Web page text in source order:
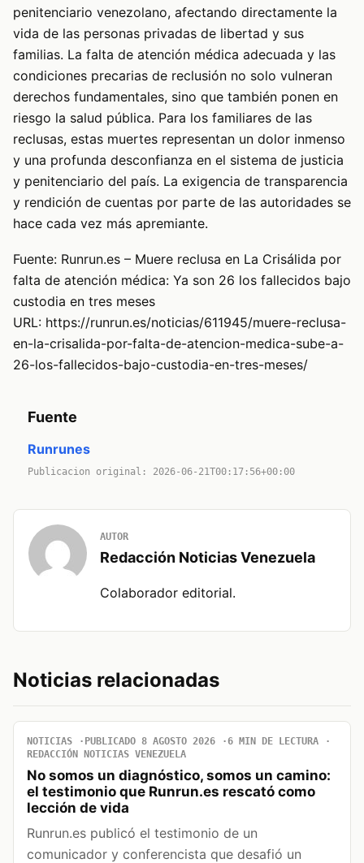
penitenciario venezolano, afectando directamente la
vida de las personas privadas de libertad y sus
familias. La falta de atención médica adecuada y las
condiciones precarias de reclusión no solo vulneran
derechos fundamentales, sino que también ponen en
riesgo la salud pública. Para los familiares de las
reclusas, estas muertes representan un dolor inmenso
y una profunda desconfianza en el sistema de justicia
y penitenciario del país. La exigencia de transparencia
y rendición de cuentas por parte de las autoridades se
hace cada vez más apremiante.
Fuente: Runrun.es – Muere reclusa en La Crisálida por
falta de atención médica: Ya son 26 los fallecidos bajo
custodia en tres meses
URL: https://runrun.es/noticias/611945/muere-reclusa-
en-la-crisalida-por-falta-de-atencion-medica-sube-a-
26-los-fallecidos-bajo-custodia-en-tres-meses/
Fuente
Runrunes
Publicacion original: 2026-06-21T00:17:56+00:00
AUTOR
Redacción Noticias Venezuela
Colaborador editorial.
Noticias relacionadas
NOTICIAS PUBLICADO 8 AGOSTO 2026
6 MIN DE LECTURA
REDACCIÓN NOTICIAS VENEZUELA
No somos un diagnóstico, somos un camino:
el testimonio que Runrun.es rescató como
lección de vida
Runrun.es publicó el testimonio de un
comunicador y conferencista que desafió un